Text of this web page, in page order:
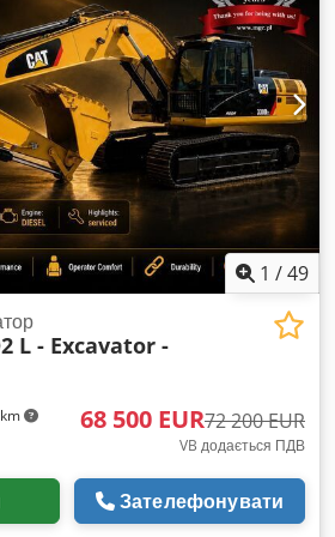
1 /49
L - Excavator -
68 500 EUR72 200 EUR
VB додається ПДВ
Зателефонувати